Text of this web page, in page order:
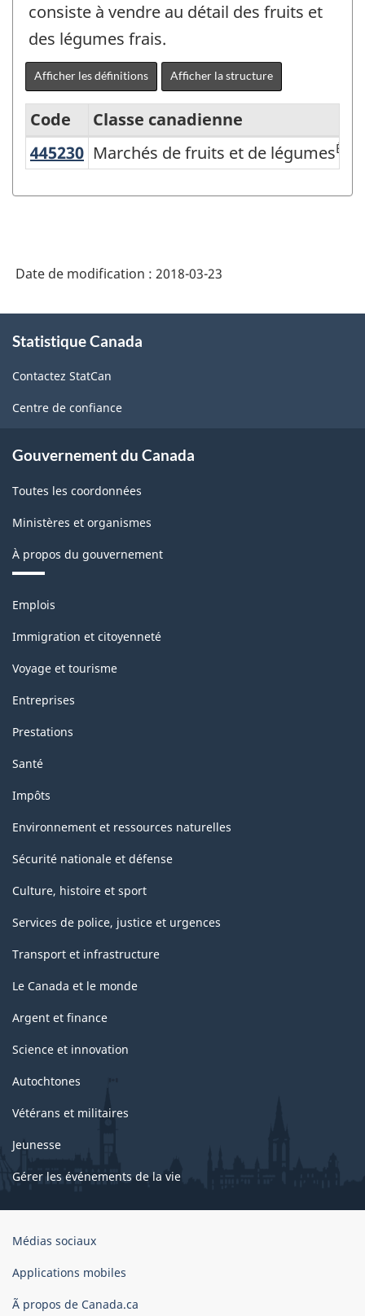
consiste à vendre au détail des fruits et
des légumes frais.
Afficher les définitions Afficher la structure
Système
industries
l'Amérique
du
Nord
(SCIAN)
2012
de
la
Code
Classe canadienne
445230 Marchés de fruits et de légumes
Marchés de fruits et de légumesÉU
Date de modification : 2018-03-23
propos
ce
site
Statistique Canada
Contactez StatCan
Centre de confiance
Gouvernement du Canada
Toutes les coordonnées
Ministères et organismes
À propos du gouvernement
Thèmes
sujets
Emplois
Immigration et citoyenneté
Voyage et tourisme
Entreprises
Prestations
Santé
Impôts
Environnement et ressources naturelles
Sécurité nationale et défense
Culture, histoire et sport
Services de police, justice et urgences
Transport et infrastructure
Le Canada et le monde
Argent et finance
Science et innovation
Autochtones
Vétérans et militaires
Jeunesse
Gérer les événements de la vie
Organisation
gouvernement
Canada
Médias sociaux
Applications mobiles
Ã propos de Canada.ca